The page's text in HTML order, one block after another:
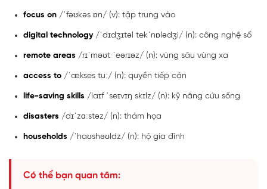
focus on /ˈfəʊkəs ɒn/ (v): tập trung vào
digital technology/ˈdɪdʒɪtəl tekˈnɒlədʒi/ (n): công nghệ số
remote areas /rɪˈməʊt ˈeərɪəz/ (n): vùng sâu vùng xa
access to /ˈækses tuː/ (n): quyền tiếp cận
life-saving skills /laɪf ˈseɪvɪŋ skɪlz/ (n): kỹ năng cứu sống
disasters /dɪˈzɑːstəz/ (n): thảm họa
households /ˈhaʊshəʊldz/ (n): hộ gia đình
Có thể bạn quan tâm: